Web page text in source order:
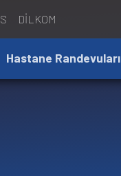
DİLKOM
Hastane Randevuları